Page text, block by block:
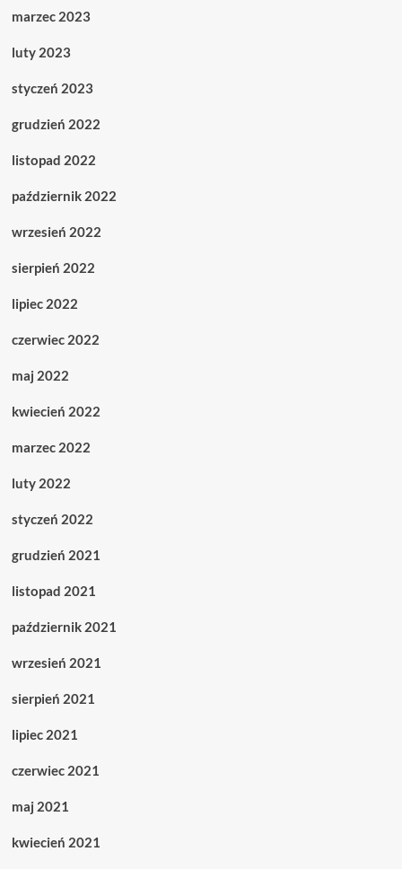
marzec 2023
luty 2023
styczeń 2023
grudzień 2022
listopad 2022
październik 2022
wrzesień 2022
sierpień 2022
lipiec 2022
czerwiec 2022
maj 2022
kwiecień 2022
marzec 2022
luty 2022
styczeń 2022
grudzień 2021
listopad 2021
październik 2021
wrzesień 2021
sierpień 2021
lipiec 2021
czerwiec 2021
maj 2021
kwiecień 2021